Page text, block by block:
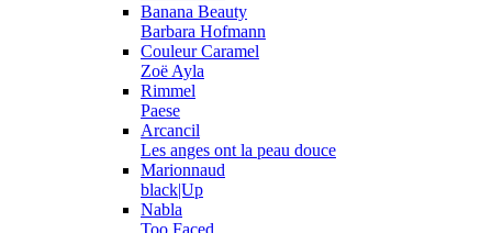
Banana Beauty
Barbara Hofmann
Couleur Caramel
Zoë Ayla
Rimmel
Paese
Arcancil
Les anges ont la peau douce
Marionnaud
black|Up
Nabla
Too Faced